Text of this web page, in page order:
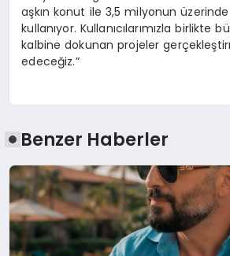
aşkın konut ile 3,5 milyonun
kullanıyor. Kullanıcılarımızla birlikte
kalbine dokunan projeler
edeceğiz.”
Benzer Haberler